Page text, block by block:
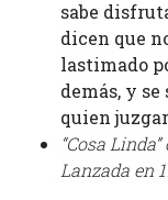
sabe
dicen que
lastimado
demás, y
quien juzgar
“Cosa
Lanzada en